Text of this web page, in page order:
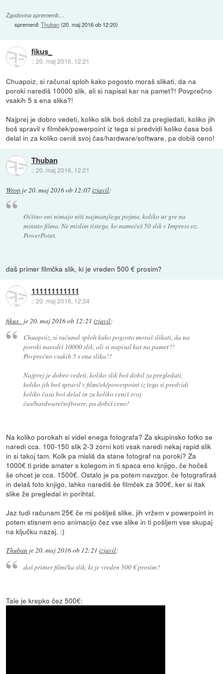
Zgodovina sprememb…
spremenil:Thuban(20. maj 2016 ob 12:20)
fikus_
::20. maj 2016, 12:21
Chuapoiz, si računal sploh kako pogosto moraš slikati, da na
poroki narediš 10000 slik, ali si napisal kar na pamet?! Povprečno
vsakih 5 s ena slika?!
Najprej je dobro vedeti, koliko slik boš dobil za pregledati, koliko jih
boš spravil v filmček/powerpoint iz tega si predvidi koliko časa boš
delal in za koliko ceniš svoj čas/hardware/software, pa dobiš ceno!
Thuban
::20. maj 2016, 12:21
Wrop je20. maj 2016 ob 12:07izjavil:
Očitno eni nimajo niti najmanjšega pojma, koliko ur gre na
minuto filma. Ne mislim tistega, ko namečeš 50 slik v Impress oz.
PowerPoint.
daš primer filmčka slik, ki je vreden 500 € prosim?
111111111111
::20. maj 2016, 12:34
fikus_ je20. maj 2016 ob 12:21 izjavil:
Chuapoiz, si računal sploh kako pogosto moraš slikati, da na
poroki narediš 10000 slik, ali si napisal kar na pamet?!
Povprečno vsakih 5 s ena slika?!
Najprej je dobro vedeti, koliko slik boš dobil za pregledati,
koliko jih boš spravil v filmček/powerpoint iz tega si predvidi
koliko časa boš delal in za koliko ceniš svoj
čas/hardware/software, pa dobiš ceno!
Na koliko porokah si videl enega fotografa? Za skupinsko fotko se
naredi cca. 100-150 slik 2-3 zorni koti vsak naredi nekaj rapid slik
in si takoj tam. Kolk pa misliš da stane fotograf na poroki? Za
1000€ ti pride amater s kolegom in ti spaca eno knjigo, če hočeš
še ohcet je cca. 1500€. Ostalo je pa potem navzgor. če fotografiraš
in delaš foto knjigo, lahko narediš še filmček za 300€, ker si itak
slike že pregledal in porihtal.
Jaz tudi računam 25€ če mi pošlješ slike, jih vržem v powerpoint in
potem stisnem eno animacijo čez vse slike in ti pošljem vse skupaj
na ključku nazaj. :)
Thuban je20. maj 2016 ob 12:21 izjavil:
daš primer filmčka slik, ki je vreden 500 € prosim?
Tale je krepko čez 500€: